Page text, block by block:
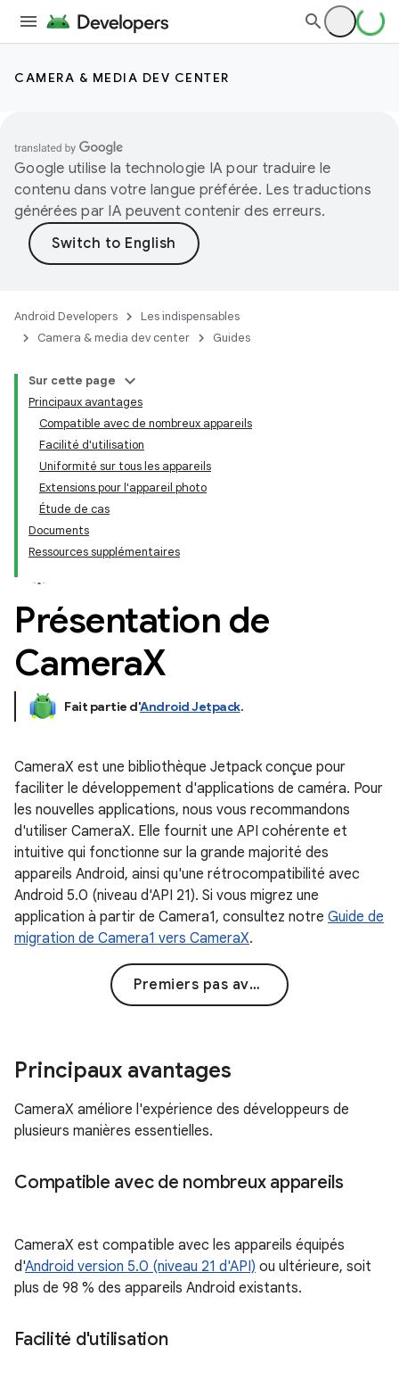
CAMERA & MEDIA DEV CENTER
Google utilise la technologie IA pour traduire le
contenu dans votre langue préférée. Les traductions
générées par IA peuvent contenir des erreurs.
Android Developers
Les indispensables
Camera & media dev center
Guides
Sur cette page
Principaux avantages
Compatible avec de nombreux appareils
Facilité d'utilisation
Uniformité sur tous les appareils
Extensions pour l'appareil photo
Étude de cas
Documents
Ressources supplémentaires
Présentation de
CameraX
Fait partie d'Android Jetpack.
CameraX est une bibliothèque Jetpack conçue pour
faciliter le développement d'applications de caméra. Pour
les nouvelles applications, nous vous recommandons
d'utiliser CameraX. Elle fournit une API cohérente et
intuitive qui fonctionne sur la grande majorité des
appareils Android, ainsi qu'une rétrocompatibilité avec
Android 5.0 (niveau d'API 21). Si vous migrez une
application à partir de Camera1, consultez notre Guide de
migration de Camera1 vers CameraX.
Premiers pas avec CameraX
Principaux avantages
CameraX améliore l'expérience des développeurs de
plusieurs manières essentielles.
Compatible avec de nombreux appareils
CameraX est compatible avec les appareils équipés
d'Android version 5.0 (niveau 21 d'API) ou ultérieure, soit
plus de 98 % des appareils Android existants.
Facilité d'utilisation